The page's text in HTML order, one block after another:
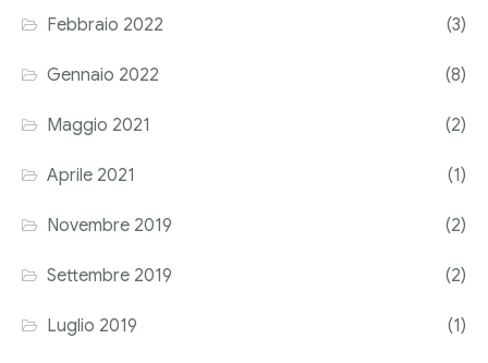
Corriere tributario
Editore Euroconference
Il Giornale del Revisore
Forum Fiscale
Articoli
Febbraio 2022 (3)
Gennaio 2022 (8)
Maggio 2021 (2)
Aprile 2021 (1)
Novembre 2019 (2)
Settembre 2019 (2)
Luglio 2019 (1)